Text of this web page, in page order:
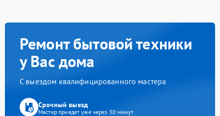
Ремонт бытовой техники
у Вас дома
С выездом квалифицированного мастера
Срочный выезд
Мастер приедет уже через 30 минут